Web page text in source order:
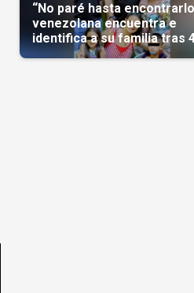
“No paré hasta
venezolana encuentra e
identifica a su familia tras
días del terremoto